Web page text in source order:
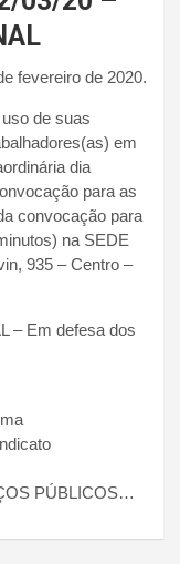
fevereiro de 2020.
de suas
em
dia
para as
convocação para
na SEDE
935 – Centro –
– Em defesa dos
PÚBLICOS…